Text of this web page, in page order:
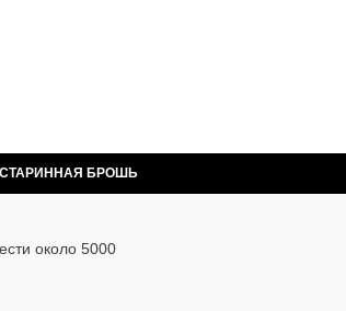
БРОШЬ
около 5000